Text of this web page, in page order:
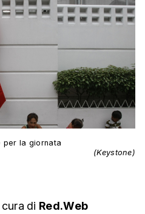
per la giornata
(Keystone)
di Red.Web